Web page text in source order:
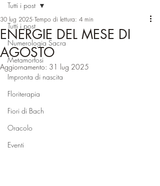
Tutti i post
Numerologia Sacra
Metamorfosi
Impronta di nascita
Floriterapia
Fiori di Bach
Oracolo
Eventi
Tutti i post
ENERGIE DEL MESE DI
AGOSTO
30 lug 2025 Tempo di lettura: 4 min
Aggiornamento: 31 lug 2025